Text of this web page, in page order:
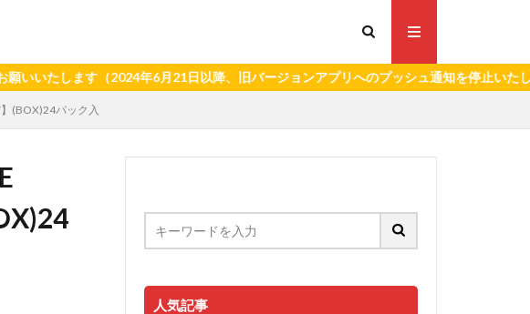
ます（2024年6月21日以降、旧バージョンアプリへのプッシュ通知を停止いたします。）
(BOX)24パック入
人気記事